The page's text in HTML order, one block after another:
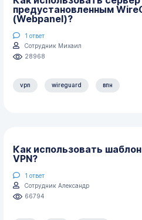
предустановленным
(Webpanel)?
1 ответ
Сотрудник Михаил
28968
vpn wireguard впн
Как использовать
VPN?
1 ответ
Сотрудник Александр
66794